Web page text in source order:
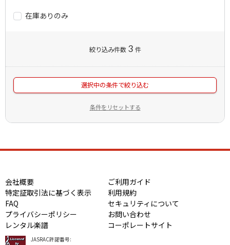
在庫ありのみ
絞り込み件数 3 件
選択中の条件で絞り込む
条件をリセットする
会社概要
ご利用ガイド
特定証取引法に基づく表示
利用規約
FAQ
セキュリティについて
プライバシーポリシー
お問い合わせ
レンタル楽譜
コーポレートサイト
JASRAC許諾番号: